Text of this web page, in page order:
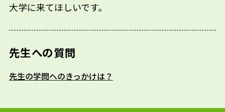
大学に来てほしいです。
先生への質問
先生の学問へのきっかけは？